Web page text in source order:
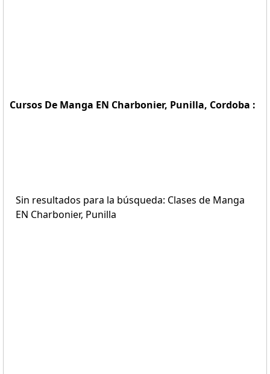
Cursos De Manga EN Charbonier, Punilla, Cordoba :
Sin resultados para la búsqueda: Clases de Manga
EN Charbonier, Punilla